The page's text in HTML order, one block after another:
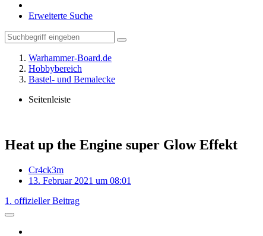
Erweiterte Suche
Warhammer-Board.de
Hobbybereich
Bastel- und Bemalecke
Seitenleiste
Heat up the Engine super Glow Effekt
Cr4ck3m
13. Februar 2021 um 08:01
1. offizieller Beitrag